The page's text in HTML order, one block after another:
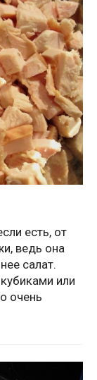
есть, от
ведь она
салат.
или
очень